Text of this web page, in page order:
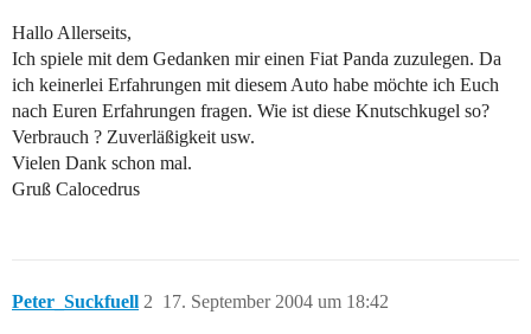
Hallo Allerseits,
Ich spiele mit dem Gedanken mir einen Fiat Panda zuzulegen. Da
ich keinerlei Erfahrungen mit diesem Auto habe möchte ich Euch
nach Euren Erfahrungen fragen. Wie ist diese Knutschkugel so?
Verbrauch ? Zuverläßigkeit usw.
Vielen Dank schon mal.
Gruß Calocedrus
Peter_Suckfuell 17. September 2004 um 18:42
2